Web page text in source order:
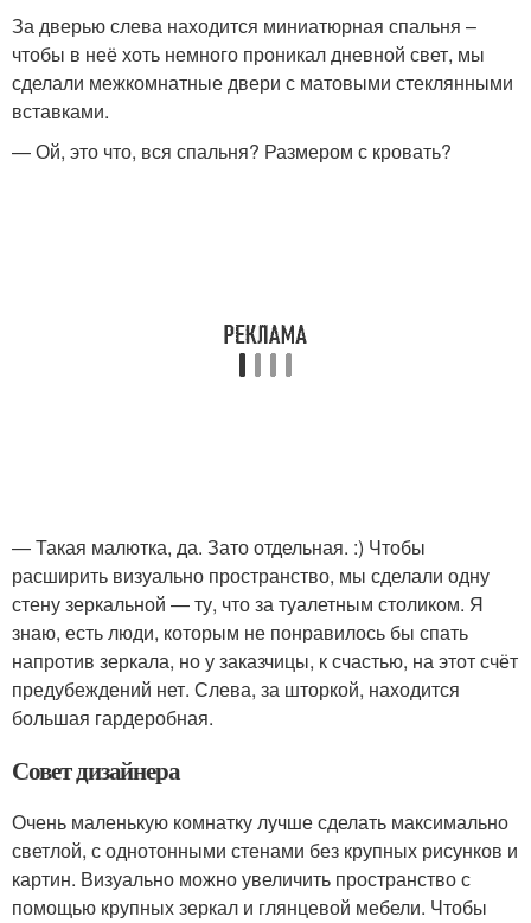
За дверью слева находится миниатюрная спальня –
чтобы в неё хоть немного проникал дневной свет, мы
сделали межкомнатные двери с матовыми стеклянными
вставками.
— Ой, это что, вся спальня? Размером с кровать?
— Такая малютка, да. Зато отдельная. :) Чтобы
расширить визуально пространство, мы сделали одну
стену зеркальной — ту, что за туалетным столиком. Я
знаю, есть люди, которым не понравилось бы спать
напротив зеркала, но у заказчицы, к счастью, на этот счёт
предубеждений нет. Слева, за шторкой, находится
большая гардеробная.
Совет дизайнера
Очень маленькую комнатку лучше сделать максимально
светлой, с однотонными стенами без крупных рисунков и
картин. Визуально можно увеличить пространство с
помощью крупных зеркал и глянцевой мебели. Чтобы